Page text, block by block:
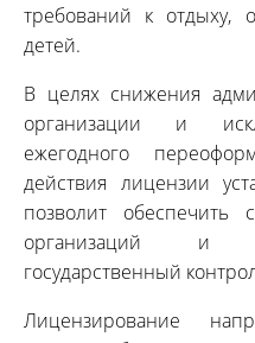
требований к отдыху,
детей.
В целях снижения
организации и
ежегодного
действия лицензии
позволит обеспечить
организаций и
государственный
Лицензирование